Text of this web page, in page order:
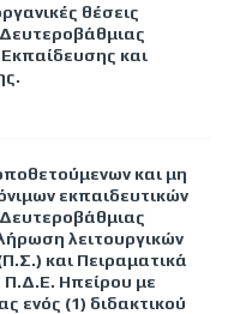
θέσεις
Εκπαίδευσης και
και μη
εκπαιδευτικών
λειτουργικών
και Πειραματικά
Π.Δ.Ε. Ηπείρου με
ενός (1) διδακτικού